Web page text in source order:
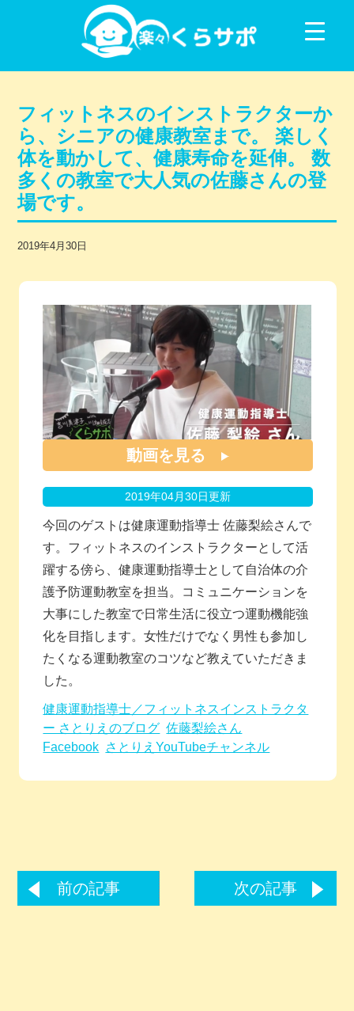
コンテンツに移動
フィットネスのインストラクターか
ら、シニアの健康教室まで。 楽しく
体を動かして、健康寿命を延伸。 数
多くの教室で大人気の佐藤さんの登
場です。
2019年4月30日
動画を見る
2019年04月30日更新
今回のゲストは健康運動指導士 佐藤梨絵さんで
す。フィットネスのインストラクターとして活
躍する傍ら、健康運動指導士として自治体の介
護予防運動教室を担当。コミュニケーションを
大事にした教室で日常生活に役立つ運動機能強
化を目指します。女性だけでなく男性も参加し
たくなる運動教室のコツなど教えていただきま
した。
健康運動指導士／フィットネスインストラクタ
ー さとりえのブログ 佐藤梨絵さん
Facebook さとりえYouTubeチャンネル
前の記事 次の記事